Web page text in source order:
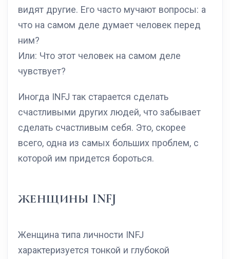
видят другие. Его часто мучают вопросы: а
что на самом деле думает человек перед
ним?
Или: Что этот человек на самом деле
чувствует?
Иногда INFJ так старается сделать
счастливыми других людей, что забывает
сделать счастливым себя. Это, скорее
всего, одна из самых больших проблем, с
которой им придется бороться.
ЖЕНЩИНЫ INFJ
Женщина типа личности INFJ
характеризуется тонкой и глубокой